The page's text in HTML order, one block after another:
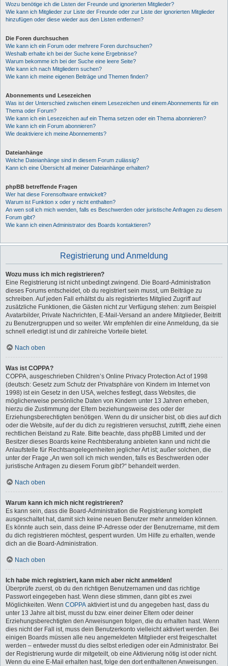
Wozu benötige ich die Listen der Freunde und ignorierten Mitglieder?
Wie kann ich Mitglieder zur Liste der Freunde oder zur Liste der ignorierten Mitglieder
hinzufügen oder diese wieder aus den Listen entfernen?
Die Foren durchsuchen
Wie kann ich ein Forum oder mehrere Foren durchsuchen?
Weshalb erhalte ich bei der Suche keine Ergebnisse?
Warum bekomme ich bei der Suche eine leere Seite?
Wie kann ich nach Mitgliedern suchen?
Wie kann ich meine eigenen Beiträge und Themen finden?
Abonnements und Lesezeichen
Was ist der Unterschied zwischen einem Lesezeichen und einem Abonnements für ein
Thema oder Forum?
Wie kann ich ein Lesezeichen auf ein Thema setzen oder ein Thema abonnieren?
Wie kann ich ein Forum abonnieren?
Wie deaktiviere ich meine Abonnements?
Dateianhänge
Welche Dateianhänge sind in diesem Forum zulässig?
Kann ich eine Übersicht all meiner Dateianhänge erhalten?
phpBB betreffende Fragen
Wer hat diese Forensoftware entwickelt?
Warum ist Funktion x oder y nicht enthalten?
An wen soll ich mich wenden, falls es Beschwerden oder juristische Anfragen zu diesem
Forum gibt?
Wie kann ich einen Administrator des Boards kontaktieren?
Registrierung und Anmeldung
Wozu muss ich mich registrieren?
Eine Registrierung ist nicht unbedingt zwingend. Die Board-Administration
dieses Forums entscheidet, ob du registriert sein musst, um Beiträge zu
schreiben. Auf jeden Fall erhältst du als registriertes Mitglied Zugriff auf
zusätzliche Funktionen, die Gästen nicht zur Verfügung stehen: zum Beispiel
Avatarbilder, Private Nachrichten, E-Mail-Versand an andere Mitglieder, Beitritt
zu Benutzergruppen und so weiter. Wir empfehlen dir eine Anmeldung, da sie
schnell erledigt ist und dir zahlreiche Vorteile bietet.
Nach oben
Was ist COPPA?
COPPA, ausgeschrieben Children’s Online Privacy Protection Act of 1998
(deutsch: Gesetz zum Schutz der Privatsphäre von Kindern im Internet von
1998) ist ein Gesetz in den USA, welches festlegt, dass Websites, die
möglicherweise persönliche Daten von Kindern unter 13 Jahren erheben,
hierzu die Zustimmung der Eltern beziehungsweise des oder der
Erziehungsberechtigten benötigen. Wenn du dir unsicher bist, ob dies auf dich
oder die Website, auf der du dich zu registrieren versuchst, zutrifft, ziehe einen
rechtlichen Beistand zu Rate. Bitte beachte, dass phpBB Limited und der
Besitzer dieses Boards keine Rechtsberatung anbieten kann und nicht die
Anlaufstelle für Rechtsangelegenheiten jeglicher Art ist; außer solchen, die
unter der Frage „An wen soll ich mich wenden, falls es Beschwerden oder
juristische Anfragen zu diesem Forum gibt?“ behandelt werden.
Nach oben
Warum kann ich mich nicht registrieren?
Es kann sein, dass die Board-Administration die Registrierung komplett
ausgeschaltet hat, damit sich keine neuen Benutzer mehr anmelden können.
Es könnte auch sein, dass deine IP-Adresse oder der Benutzername, mit dem
du dich registrieren möchtest, gesperrt wurden. Um Hilfe zu erhalten, wende
dich an die Board-Administration.
Nach oben
Ich habe mich registriert, kann mich aber nicht anmelden!
Überprüfe zuerst, ob du den richtigen Benutzernamen und das richtige
Passwort eingegeben hast. Wenn diese stimmen, dann gibt es zwei
Möglichkeiten. Wenn COPPA aktiviert ist und du angegeben hast, dass du
unter 13 Jahre alt bist, musst du bzw. einer deiner Eltern oder deiner
Erziehungsberechtigten den Anweisungen folgen, die du erhalten hast. Wenn
dies nicht der Fall ist, muss dein Benutzerkonto vielleicht aktiviert werden. Bei
einigen Boards müssen alle neu angemeldeten Mitglieder erst freigeschaltet
werden – entweder musst du dies selbst erledigen oder ein Administrator. Bei
der Registrierung wurde dir mitgeteilt, ob eine Aktivierung nötig ist oder nicht.
Wenn du eine E-Mail erhalten hast, folge den dort enthaltenen Anweisungen.